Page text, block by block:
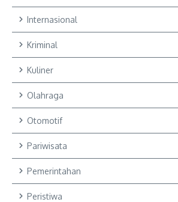
Internasional
Kriminal
Kuliner
Olahraga
Otomotif
Pariwisata
Pemerintahan
Peristiwa